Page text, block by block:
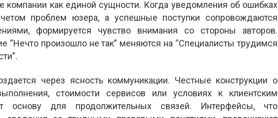
как единой сущности. Когда уведомления об ошибках
проблем юзера, а успешные поступки сопровождаются
формируется чувство внимания со стороны авторов.
“Нечто произошло не так” меняются на “Специалисты трудимся
через ясность коммуникации. Честные конструкции о
стоимости сервисов или условиях к клиентским
основу для продолжительных связей. Интерфейсы, что